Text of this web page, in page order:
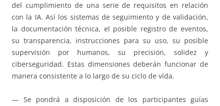
del cumplimiento de una serie de requisitos en relación
con la IA. Así los sistemas de seguimiento y de validación,
la documentación técnica, el posible registro de eventos,
su transparencia, instrucciones para su uso, su posible
supervisión por humanos, su precisión, solidez y
ciberseguridad. Estas dimensiones deberán funcionar de
manera consistente a lo largo de su ciclo de vida.
— Se pondrá a disposición de los participantes guías